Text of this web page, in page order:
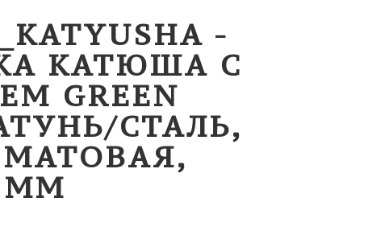
-
КАТЮША С
GREEN
СТАЛЬ,
ММ